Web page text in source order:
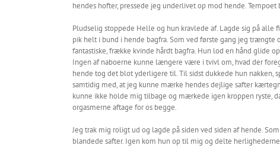
hendes hofter, pressede jeg underlivet op mod hende.
Pludselig stoppede Helle og hun kravlede af. Lagde sig på
pik helt i bund i hende bagfra. Som ved første gang jeg
fantastiske, frække kvinde hårdt bagfra. Hun lod en hånd glide
Ingen af naboerne kunne længere være i tvivl om, hvad der
hende tog det blot yderligere til. Til sidst dukkede hun
samtidig med, at jeg kunne mærke hendes dejlige safter
kunne ikke holde mig tilbage og mærkede igen kroppen ryste,
orgasmerne aftage for os begge.
Jeg trak mig roligt ud og lagde på siden ved siden af hende.
blandede safter. Igen kom hun op til mig og delte